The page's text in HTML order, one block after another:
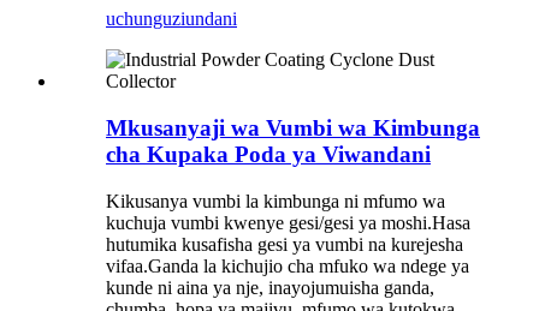
uchunguziundani
Mkusanyaji wa Vumbi wa Kimbunga
cha Kupaka Poda ya Viwandani
Kikusanya vumbi la kimbunga ni mfumo wa
kuchuja vumbi kwenye gesi/gesi ya moshi.Hasa
hutumika kusafisha gesi ya vumbi na kurejesha
vifaa.Ganda la kichujio cha mfuko wa ndege ya
kunde ni aina ya nje, inayojumuisha ganda,